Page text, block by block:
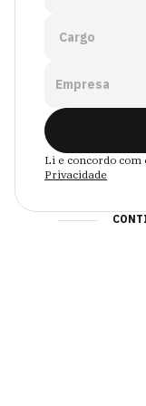
Empresa
Li e concordo com
Privacidade